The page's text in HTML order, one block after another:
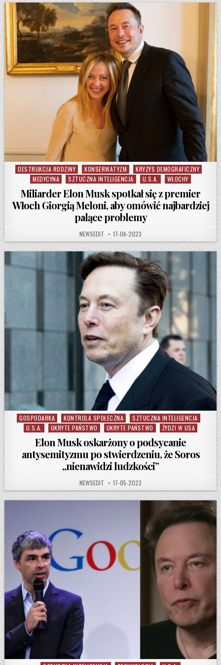
Posted in
DESTRUKCJA RODZINY KONSERWATYZM
KRYZYS DEMOGRAFICZNY
MEDYCYNA
SZTUCZNA INTELIGENCJA U.S.A. WŁOCHY
Miliarder Elon Musk spotkał się z premier
Włoch Giorgią Meloni, aby omówić najbardziej
palące problemy
AUTHOR:
NEWSEDIT PUBLISHED DATE:
17-06-2023
Posted in
GOSPODARKA KONTROLA SPOŁECZNA
SZTUCZNA INTELIGENCJA
U.S.A.
UKRYTE PAŃSTWO UKRYTE PAŃSTWO ŻYDZI W USA
Elon Musk oskarżony o podsycanie
antysemityzmu po stwierdzeniu, że Soros
„nienawidzi ludzkości”
AUTHOR:
NEWSEDIT PUBLISHED DATE:
17-05-2023